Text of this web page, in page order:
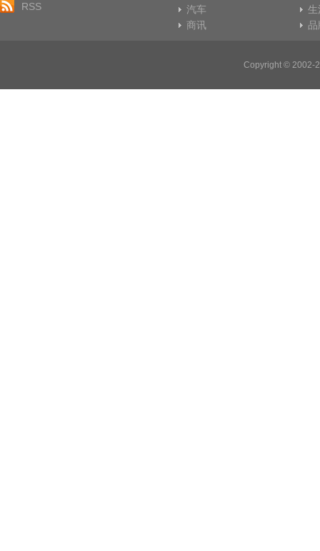
RSS
汽车
商讯
生
Copyright © 2002-